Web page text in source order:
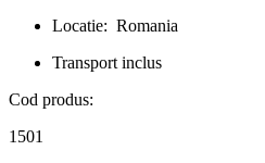
Locatie: Romania
Transport inclus
Cod produs:
1501